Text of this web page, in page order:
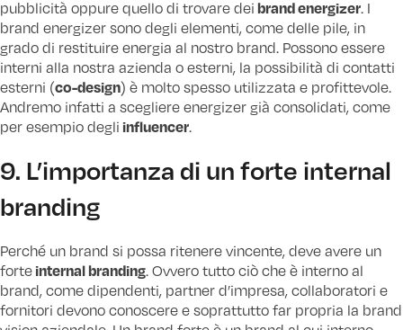
pubblicità oppure quello di trovare dei brand energizer. I
brand energizer sono degli elementi, come delle pile, in
grado di restituire energia al nostro brand. Possono essere
interni alla nostra azienda o esterni, la possibilità di contatti
esterni (co-design) è molto spesso utilizzata e profittevole.
Andremo infatti a scegliere energizer già consolidati, come
per esempio degli influencer.
9. L’importanza di un forte internal
branding
Perché un brand si possa ritenere vincente, deve avere un
forteinternal branding. Ovvero tutto ciò che è interno al
brand, come dipendenti, partner d’impresa, collaboratori e
fornitori devono conoscere e soprattutto far propria la brand